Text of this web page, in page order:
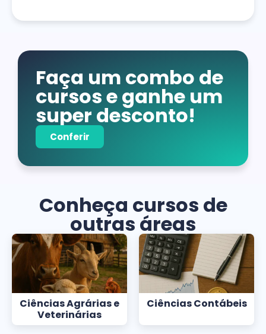
Faça um combo de
cursos e ganhe um
super desconto!
Conferir
Conheça cursos de
outras áreas
Ciências Agrárias e
Veterinárias
Ciências Contábeis